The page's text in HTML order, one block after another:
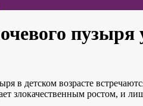
пузыря
в детском возрасте
злокачественным ростом, и